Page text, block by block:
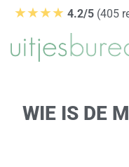
de
★★★★ 4.2/5 (405
WIE IS DE